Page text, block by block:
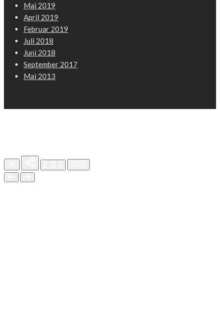
Mai 2019
April 2019
Februar 2019
Juli 2018
Juni 2018
September 2017
Mai 2013